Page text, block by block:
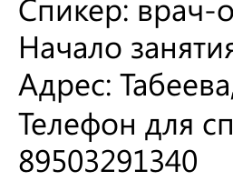
Начало
Адрес:
Телефон для
89503291340